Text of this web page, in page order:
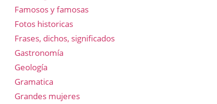
Famosos y famosas
Fotos historicas
Frases, dichos, significados
Gastronomía
Geología
Gramatica
Grandes mujeres